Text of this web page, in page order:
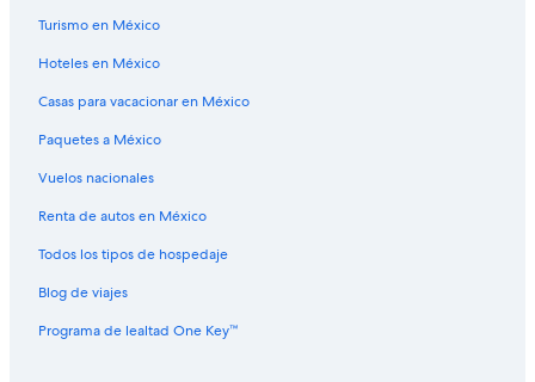
Turismo en México
Hoteles en México
Casas para vacacionar en México
Paquetes a México
Vuelos nacionales
Renta de autos en México
Todos los tipos de hospedaje
Blog de viajes
Programa de lealtad One Key™